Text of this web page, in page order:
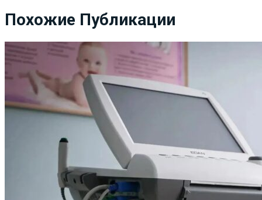
Похожие Публикации